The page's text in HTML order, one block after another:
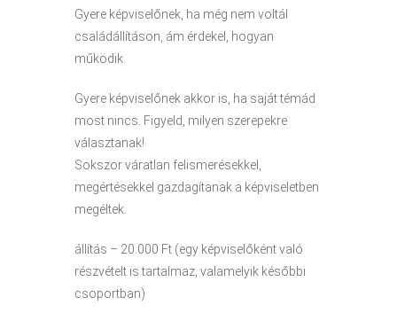
Gyere képviselőnek, ha még nem voltál
családállításon, ám érdekel, hogyan
működik.
Gyere képviselőnek akkor is, ha saját témád
most nincs. Figyeld, milyen szerepekre
választanak!
Sokszor váratlan felismerésekkel,
megértésekkel gazdagítanak a képviseletben
megéltek.
állítás – 20.000 Ft (egy képviselőként való
részvételt is tartalmaz, valamelyik későbbi
csoportban)